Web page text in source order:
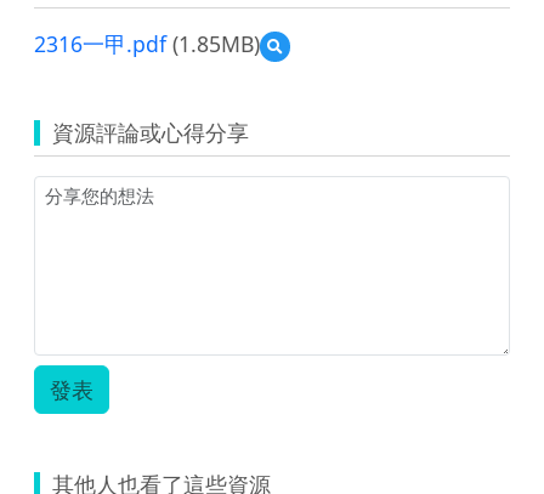
2316一甲.pdf(1.85MB)
預
覽
資源評論或心得分享
發表
其他人也看了這些資源